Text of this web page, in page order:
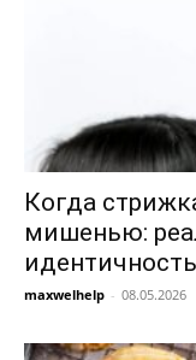
Когда
мишенью:
maxwelhelp - 08.05.2026